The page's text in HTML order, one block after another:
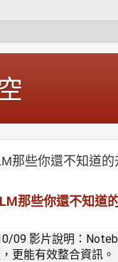
那些你還不知道的
那些你還不知道
09 影片說明：
更能有效整合資訊